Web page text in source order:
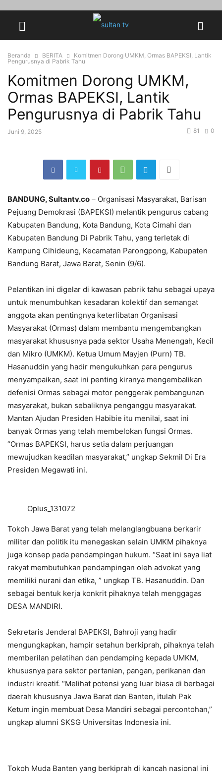
Beranda BERITA
Komitmen Dorong UMKM, Ormas BAPEKSI, Lantik
Pengurusnya di Pabrik Tahu
Komitmen Dorong UMKM,
Ormas BAPEKSI, Lantik
Pengurusnya di Pabrik Tahu
Juni 9, 2025 0
81
BANDUNG, Sultantv.co – Organisasi Masyarakat, Barisan
Pejuang Demokrasi (BAPEKSI) melantik pengurus cabang
Kabupaten Bandung, Kota Bandung, Kota Cimahi dan
Kabupaten Bandung Di Pabrik Tahu, yang terletak di
Kampung Cihideung, Kecamatan Parongpong, Kabupaten
Bandung Barat, Jawa Barat, Senin (9/6).
Pelantikan ini digelar di kawasan pabrik tahu sebagai upaya
untuk menumbuhkan kesadaran kolektif dan semangat
anggota akan pentingnya keterlibatan Organisasi
Masyarakat (Ormas) dalam membantu mengembangkan
masyarakat khususnya pada sektor Usaha Menengah, Kecil
dan Mikro (UMKM). Ketua Umum Mayjen (Purn) TB.
Hasanuddin yang hadir mengukuhkan para pengurus
menyampaikan, saat ini penting kiranya mengembalikan
defenisi Ormas sebagai motor penggerak pembangunan
masyarakat, bukan sebaliknya penganggu masyarakat.
Mantan Ajudan Presiden Habibie itu menilai, saat ini
banyak Ormas yang telah membelokan fungsi Ormas.
“Ormas BAPEKSI, harus setia dalam perjuangan
mewujudkan keadilan masyarakat,” ungkap Sekmil Di Era
Presiden Megawati ini.
Oplus_131072
Tokoh Jawa Barat yang telah melanglangbuana berkarir
militer dan politik itu menegaskan selain UMKM pihaknya
juga konsep pada pendampingan hukum. “Saat ini saya liat
rakyat membutuhkan pendampingan oleh advokat yang
memiliki nurani dan etika, ” ungkap TB. Hasanuddin. Dan
sebagai bentuk kerja konkrit pihaknya telah menggagas
DESA MANDIRI.
Sekretaris Jenderal BAPEKSI, Bahroji yang hadir
mengungkapkan, hampir setahun berkiprah, pihaknya telah
memberilan pelatihan dan pendamping kepada UMKM,
khususnya para sektor pertanian, pangan, perikanan dan
industri kreatif. “Melihat potensi yang luar biasa di berbagai
daerah khususnya Jawa Barat dan Banten, itulah Pak
Ketum ingin membuat Desa Mandiri sebagai percontohan,”
ungkap alumni SKSG Universitas Indonesia ini.
Tokoh Muda Banten yang berkiprah di kancah nasional ini